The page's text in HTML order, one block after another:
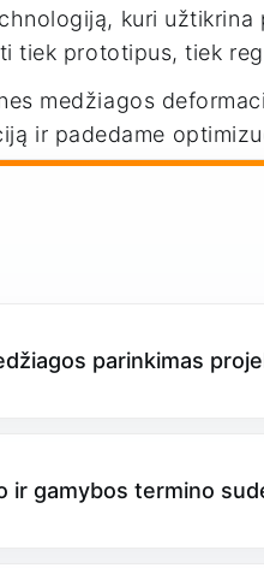
kuri
tiek prototipus, tiek
medžiagos
ir padedame
parinkimas
ir gamybos termino